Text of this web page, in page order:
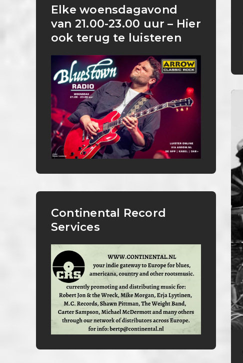
Elke woensdagavond
van 21.00-23.00 uur – Hier
ook terug te luisteren
Continental Record
Services